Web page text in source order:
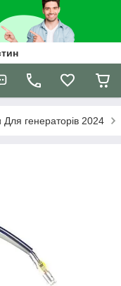
Для генераторів 2024